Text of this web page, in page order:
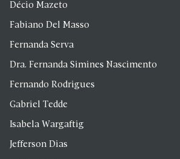
Décio Mazeto
Fabiano Del Masso
Fernanda Serva
Dra. Fernanda Simines Nascimento
Fernando Rodrigues
Gabriel Tedde
Isabela Wargaftig
Jefferson Dias